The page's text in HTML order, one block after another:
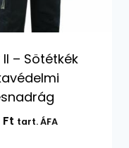
II – Sötétkék
Ft tart. ÁFA